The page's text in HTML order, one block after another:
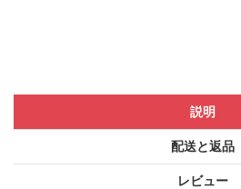
説明
配送と返品
レビュー